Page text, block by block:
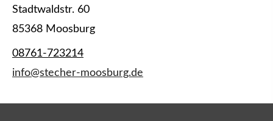
Stadtwaldstr. 60
85368 Moosburg
08761-723214
info@stecher-moosburg.de